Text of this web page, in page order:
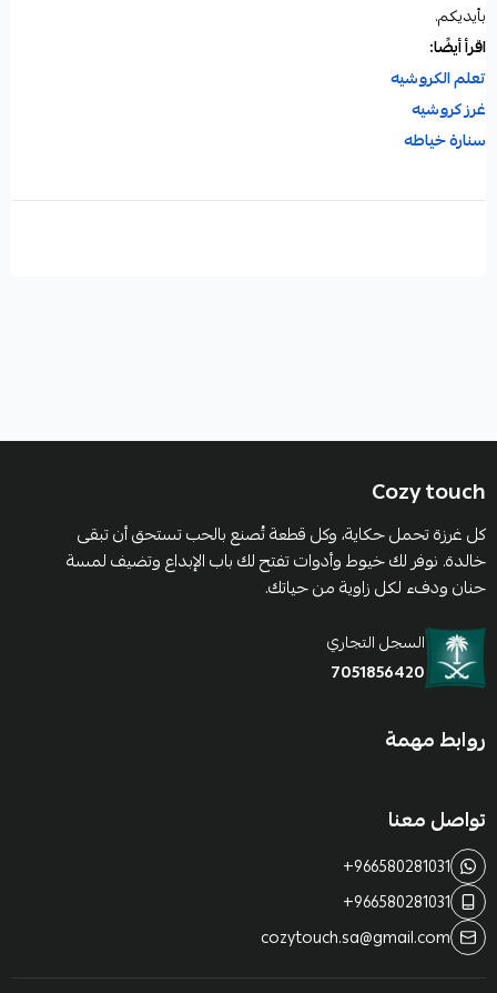
بأيديكم.
اقرأ أيضًا:
تعلم الكروشيه
غرز كروشيه
سنارة خياطه
Cozy touch
كل غرزة تحمل حكاية، وكل قطعة تُصنع بالحب تستحق أن تبقى
خالدة. نوفر لك خيوط وأدوات تفتح لك باب الإبداع وتضيف لمسة
حنان ودفء لكل زاوية من حياتك.
السجل التجاري
7051856420
روابط مهمة
تواصل معنا
+966580281031
+966580281031
cozytouch.sa@gmail.com